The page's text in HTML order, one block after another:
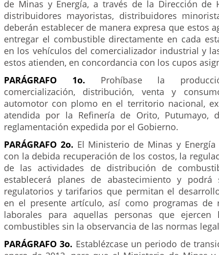
de Minas y Energía, a través de la Dirección de
distribuidores mayoristas, distribuidores
deberán establecer de manera expresa que estos
entregar el combustible directamente en cada
en los vehículos del comercializador industrial y
estos atienden, en concordancia con los cupos
PARÁGRAFO 1o. Prohíbase la
comercialización, distribución, venta y
automotor con plomo en el territorio nacional,
atendida por la Refinería de Orito, Putumayo,
reglamentación expedida por el Gobierno.
PARÁGRAFO 2o. El Ministerio de Minas y
con la debida recuperación de los costos, la
de las actividades de distribución de
establecerá planes de abastecimiento y podrá
regulatorios y tarifarios que permitan el
en el presente artículo, así como programas de
laborales para aquellas personas que
combustibles sin la observancia de las normas
PARÁGRAFO 3o. Establézcase un periodo de